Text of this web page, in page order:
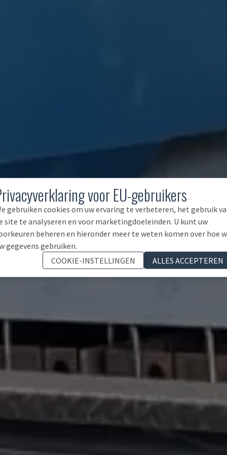
voor EU-gebruikers
gebruiken cookies om uw ervaring te verbeteren, het gebruik
site te analyseren en voor marketingdoeleinden. U kunt uw
beheren en hieronder meer te weten komen over hoe
gegevens gebruiken.
COOKIE-INSTELLINGEN
ALLES ACCEPTEREN